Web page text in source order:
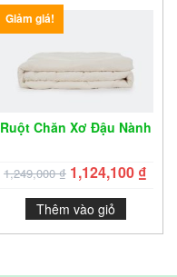
Giảm giá!
Ruột Chăn Xơ Đậu Nành
1,249,000₫ 1,124,100 ₫
Thêm vào giỏ